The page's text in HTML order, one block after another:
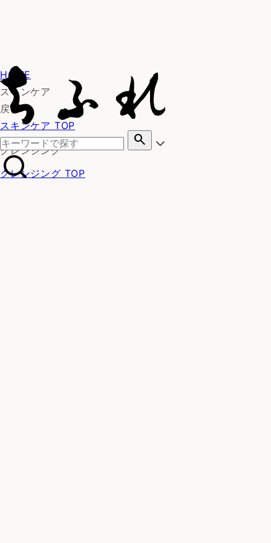
search
HOME
スキンケア
戻る
スキンケア TOP
クレンジング
クレンジング TOP